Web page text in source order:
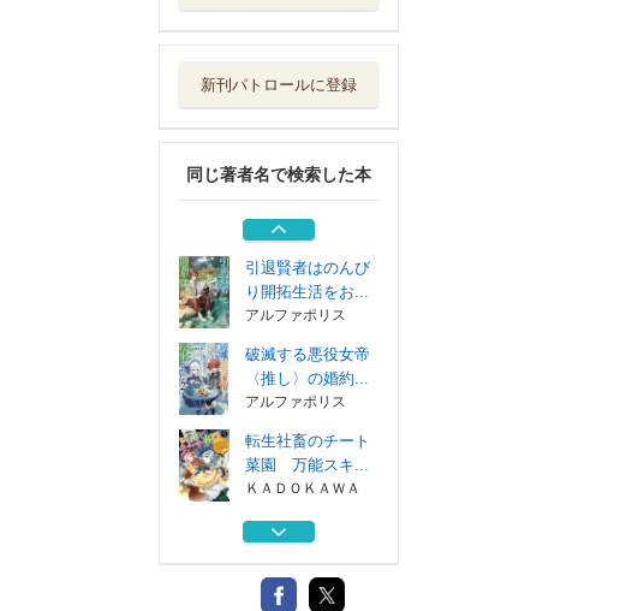
新刊パトロールに登録
同じ著者名で検索した本
転生社畜のチート
菜園 万能スキ...
無名の三流テイマ
アルファポリス
工芸職人はセカン
ドライフを謳歌...
アルファポリス
引退賢者はのんび
り開拓生活をお...
アルファポリス
破滅する悪役女帝
〈推し〉の婚約...
アルファポリス
転生社畜のチート
菜園 万能スキ...
ＫＡＤＯＫＡＷＡ
無名の三流テイマ
アルファポリス